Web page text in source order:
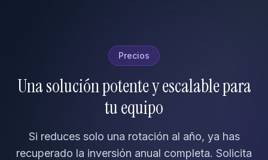
Precios
Una solución potente y escalable para
tu equipo
Si reduces solo una rotación al año, ya has
recuperado la inversión anual completa. Solicita